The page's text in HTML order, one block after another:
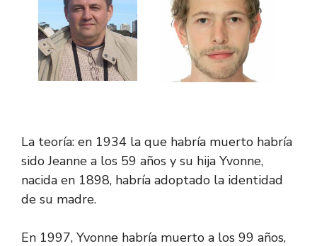
La teoría: en 1934 la que habría muerto habría
sido Jeanne a los 59 años y su hija Yvonne,
nacida en 1898, habría adoptado la identidad
de su madre.
En 1997, Yvonne habría muerto a los 99 años,